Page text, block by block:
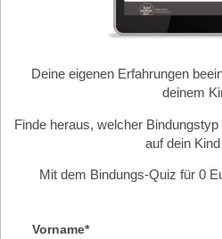
Deine eigenen Erfahrungen
deinem
Finde heraus, welcher
auf dein
Mit dem Bindungs-Quiz für 0
Vorname*